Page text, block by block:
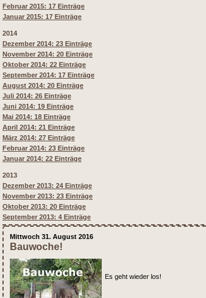
Februar 2015: 17 Einträge
Januar 2015: 17 Einträge
2014
Dezember 2014: 23 Einträge
November 2014: 20 Einträge
Oktober 2014: 22 Einträge
September 2014: 17 Einträge
August 2014: 20 Einträge
Juli 2014: 26 Einträge
Juni 2014: 19 Einträge
Mai 2014: 18 Einträge
April 2014: 21 Einträge
März 2014: 27 Einträge
Februar 2014: 23 Einträge
Januar 2014: 22 Einträge
2013
Dezember 2013: 24 Einträge
November 2013: 23 Einträge
Oktober 2013: 20 Einträge
September 2013: 4 Einträge
Mittwoch 31. August 2016
Bauwoche!
Es geht wieder los!